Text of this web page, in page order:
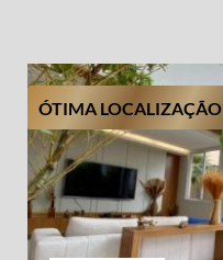
ÓTIMA LOCALIZAÇÃO